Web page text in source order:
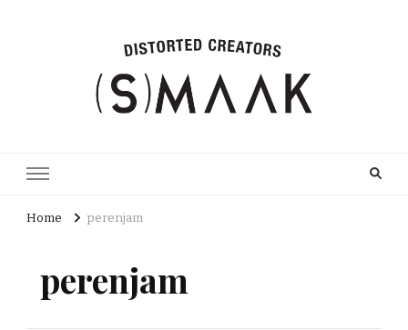
Home perenjam
perenjam